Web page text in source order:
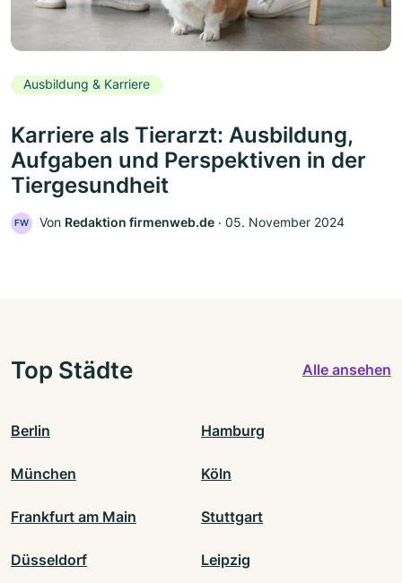
Ausbildung & Karriere
Karriere als Tierarzt: Ausbildung,
Aufgaben und Perspektiven in der
Tiergesundheit
FW Von Redaktion firmenweb.de ‧ 05. November 2024
Top Städte Alle ansehen
Berlin Hamburg
München Köln
Frankfurt am Main Stuttgart
Düsseldorf Leipzig